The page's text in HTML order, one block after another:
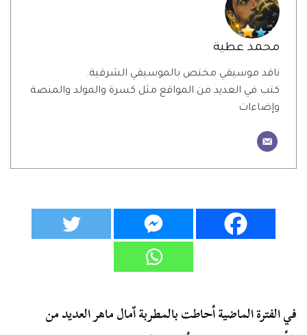
محمد عطية
ناقد موسيقي مختص بالموسيقي الشرقية.
كتب في العديد من المواقع مثل كسرة والمولد والمنصة
وإضاءات
في الفترة الماضية أحاطت بالمطربة اّمال ماهر العديد من